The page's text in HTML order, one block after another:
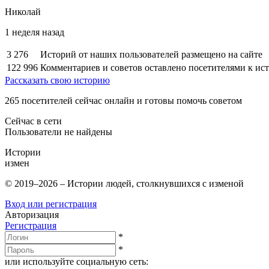
Николай
1 неделя назад
3 276
Историй от наших пользователей размещено на сайте
122 996 Комментариев и советов оставлено посетителями к
Рассказать свою историю
265 посетителей сейчас онлайн и готовы помочь советом
Сейчас в сети
Пользователи не найдены
Истории
измен
© 2019–2026 – Истории людей, столкнувшихся с изменой
Вход или регистрация
Авторизация
Регистрация
*
*
или используйте социальную сеть: